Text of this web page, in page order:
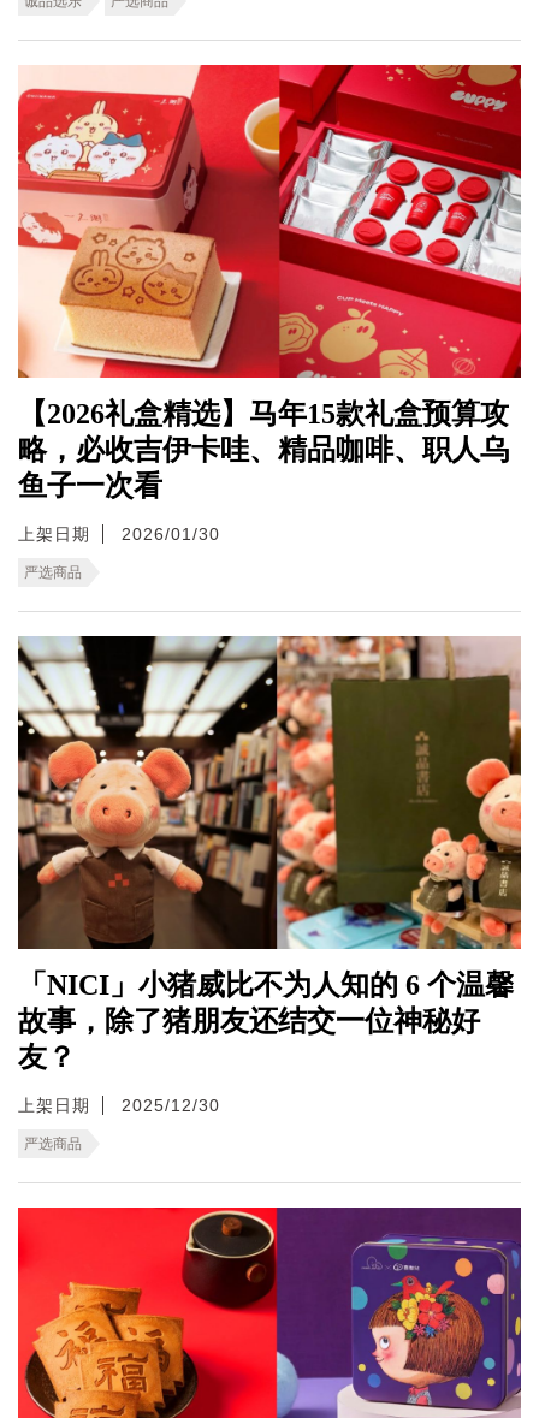
【2026礼盒精选】马年15款礼盒预算攻
略，必收吉伊卡哇、精品咖啡、职人乌
鱼子一次看
上架日期 2026/01/30
严选商品
「NICI」小猪威比不为人知的 6 个温馨
故事，除了猪朋友还结交一位神秘好
友？
上架日期 2025/12/30
严选商品